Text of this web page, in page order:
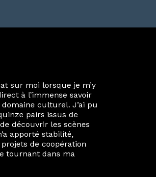
professionnelle dans les
au sein du Diplôme
aussi inattendu que
de classe. En
sur des projets
Lumpur, Langkawi,
vision de curatrice
disciplines et les